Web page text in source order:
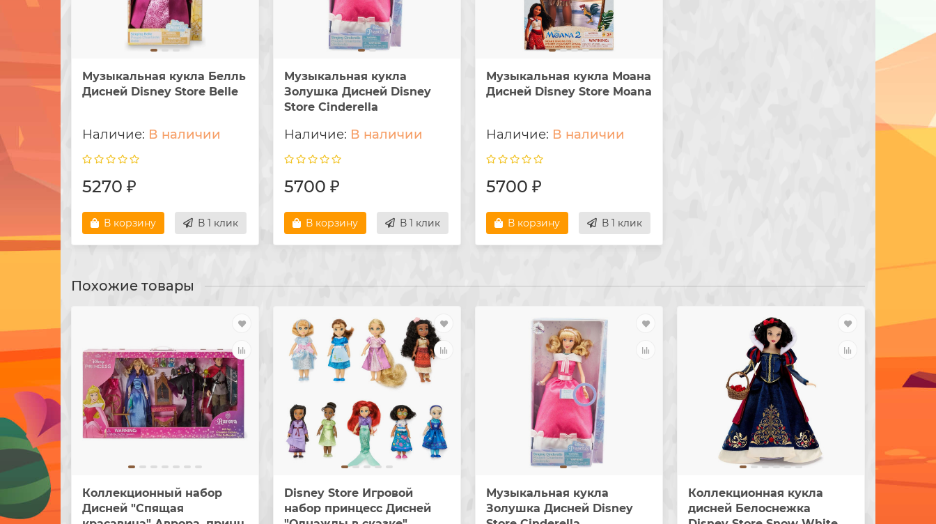
Музыкальная кукла Белль
Дисней Disney Store Belle
В наличии
5270 ₽
В корзину В 1 клик
Музыкальная кукла
Золушка Дисней Disney
Store Cinderella
В наличии
5700 ₽
В корзину В 1 клик
Музыкальная кукла Моана
Дисней Disney Store Moana
В наличии
5700 ₽
В корзину В 1 клик
Похожие товары
Коллекционный набор
Дисней "Спящая
Disney Store Игровой
набор принцесс Дисней
Музыкальная кукла
Золушка Дисней Disney
Коллекционная кукла
дисней Белоснежка